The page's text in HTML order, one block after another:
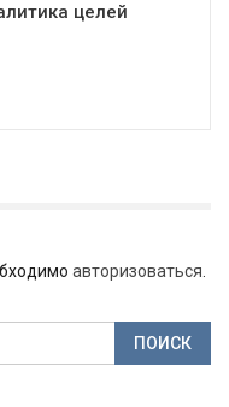
целей
авторизоваться